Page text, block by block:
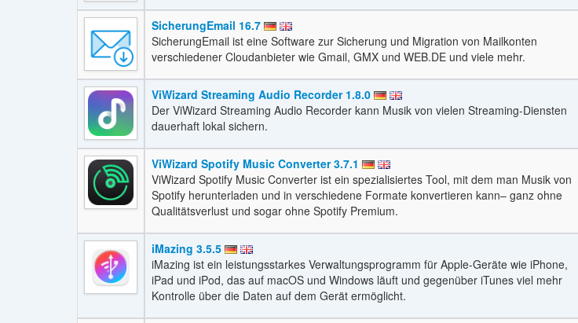
SicherungEmail 16.7
SicherungEmail ist eine Software zur Sicherung und Migration von Mailkonten
verschiedener Cloudanbieter wie Gmail, GMX und WEB.DE und viele mehr.
ViWizard Streaming Audio Recorder 1.8.0
Der ViWizard Streaming Audio Recorder kann Musik von vielen Streaming-Diensten
dauerhaft lokal sichern.
ViWizard Spotify Music Converter 3.7.1
ViWizard Spotify Music Converter ist ein spezialisiertes Tool, mit dem man Musik von
Spotify herunterladen und in verschiedene Formate konvertieren kann– ganz ohne
Qualitätsverlust und sogar ohne Spotify Premium.
iMazing 3.5.5
iMazing ist ein leistungsstarkes Verwaltungsprogramm für Apple-Geräte wie iPhone,
iPad und iPod, das auf macOS und Windows läuft und gegenüber iTunes viel mehr
Kontrolle über die Daten auf dem Gerät ermöglicht.